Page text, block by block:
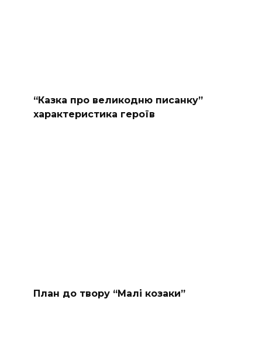
“Казка про великодню писанку”
характеристика героїв
План до твору “Малі козаки”